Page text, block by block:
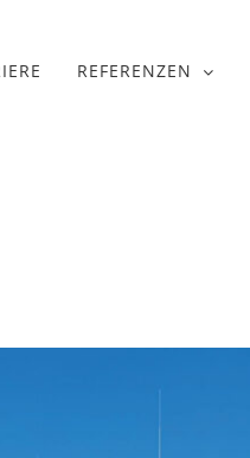
REFERENZEN